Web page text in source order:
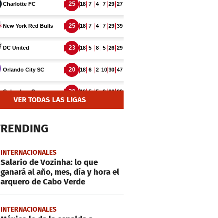
VER TODAS LAS LIGAS
INTERNACIONALES
Salario de Vozinha: lo que
ganará al año, mes, día y hora el
arquero de Cabo Verde
INTERNACIONALES